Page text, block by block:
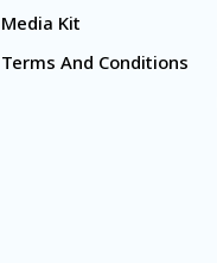
Media Kit
Terms And Conditions